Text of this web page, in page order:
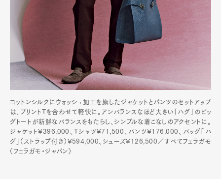
Pen Membership
Magazine
Official Columnist
Contact
Pen Meet
Pen international Pen tw
コットンシルクにウォッシュ加工を施したジャケットとパンツのセットアップ
は、プリントTを合わせて軽快に。アンバランスなほど大きい「ハグ」のビッ
グトートが新鮮なバランスをもたらし、シンプルな着こなしのアクセントに。
ジャケット¥396,000、Tシャツ¥71,500、パンツ¥176,000、バッグ「ハ
グ」（ストラップ付き）¥594,000、シューズ¥126,500／すべてフェラガモ
（フェラガモ・ジャパン）